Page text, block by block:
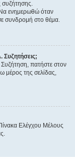
συζήτησης.
ενημερωθώ όταν
συνδρομή στο θέμα.
Συζητήσεις;
Συζήτηση, πατήστε στον
μέρος της σελίδας,
Ελέγχου Μέλους